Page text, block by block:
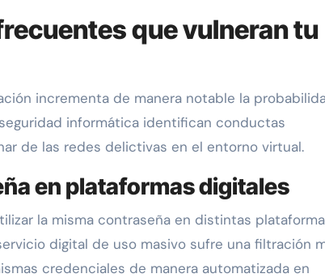
que vulneran tu
incrementa de manera notable la
informática identifican conductas
de las redes delictivas en el entorno virtual.
en plataformas digitales
la misma contraseña en distintas
digital de uso masivo sufre una filtración
credenciales de manera automatizada en